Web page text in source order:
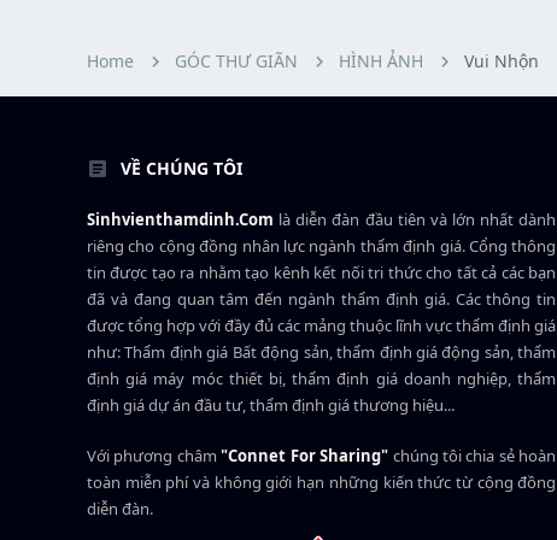
r
Home GÓC THƯ GIÃN HÌNH ẢNH Vui Nhộn
VỀ CHÚNG TÔI
Sinhvienthamdinh.Com là diễn đàn đầu tiên và lớn nhất dành
riêng cho cộng đồng nhân lực ngành thẩm định giá. Cổng thông
tin được tạo ra nhằm tạo kênh kết nối tri thức cho tất cả các bạn
đã và đang quan tâm đến ngành thẩm định giá. Các thông tin
được tổng hợp với đầy đủ các mảng thuộc lĩnh vực thẩm định giá
như: Thẩm định giá Bất động sản, thẩm định giá động sản, thẩm
định giá máy móc thiết bị, thẩm định giá doanh nghiệp, thẩm
định giá dự án đầu tư, thẩm định giá thương hiệu...
Với phương châm"Connet For Sharing" chúng tôi chia sẻ hoàn
toàn miễn phí và không giới hạn những kiến thức từ cộng đồng
diễn đàn.